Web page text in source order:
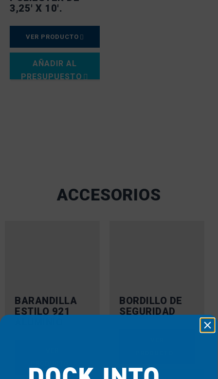
3,25′ X 10′.
VER PRODUCTO
AÑADIR AL
PRESUPUESTO
ACCESORIOS
BARANDILLA
ESTILO 921
BORDILLO DE
SEGURIDAD